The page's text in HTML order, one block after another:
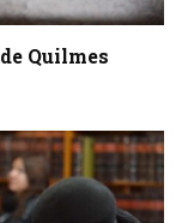
Quilmes